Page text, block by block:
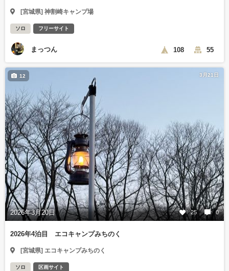
[宮城県] 神割崎キャンプ場
ソロ フリーサイト
まっつん 108 55
3月21日
2026年3月20日 25 0
12
2026年4泊目 エコキャンプみちのく
[宮城県] エコキャンプみちのく
ソロ 区画サイト